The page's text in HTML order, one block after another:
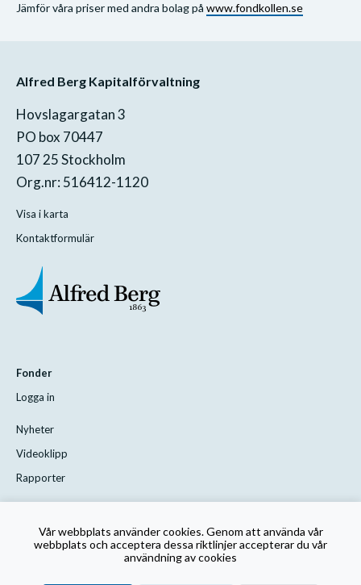
Jämför våra priser med andra bolag på www.fondkollen.se
Alfred Berg Kapitalförvaltning
Hovslagargatan 3
PO box 70447
107 25 Stockholm
Org.nr: 516412-1120
Visa i karta
Kontaktformulär
Fonder
Logga in
Nyheter
Videoklipp
Rapporter
Kontakta oss
Vår webbplats använder cookies. Genom att använda vår
webbplats och acceptera dessa riktlinjer accepterar du vår
användning av cookies